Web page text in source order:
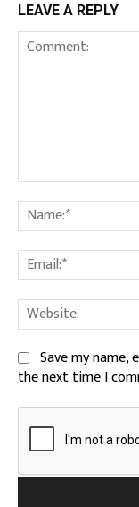
LEAVE A REPLY
Comment:
Save my
the next time I